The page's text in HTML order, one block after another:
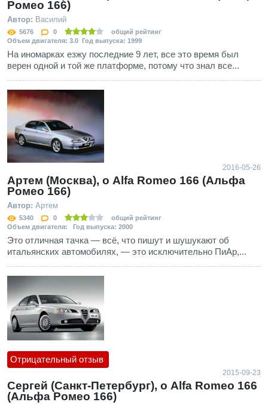
Ромео 166)
Автор: Василий
5676 0
общий рейтинг
Объем двигателя: 3.0 Год выпуска: 1999
На иномарках езжу последние 9 лет, все это время был
верен одной и той же платформе, потому что знал все...
2016-05-26
Артем (Москва), о Alfa Romeo 166 (Альфа
Ромео 166)
Автор: Артем
5340 0
общий рейтинг
Объем двигателя: Год выпуска: 2000
Это отличная тачка — всё, что пишут и шушукают об
итальянских автомобилях, — это исключительно ПиАр,...
Отрицательный отзыв
2015-09-23
Сергей (Санкт-Петербург), о Alfa Romeo 166
(Альфа Ромео 166)